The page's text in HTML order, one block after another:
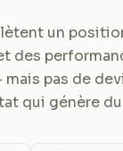
un
des
pas de
qui génère